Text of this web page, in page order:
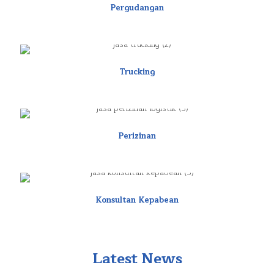
Pergudangan
Trucking
Perizinan
Konsultan Kepabean